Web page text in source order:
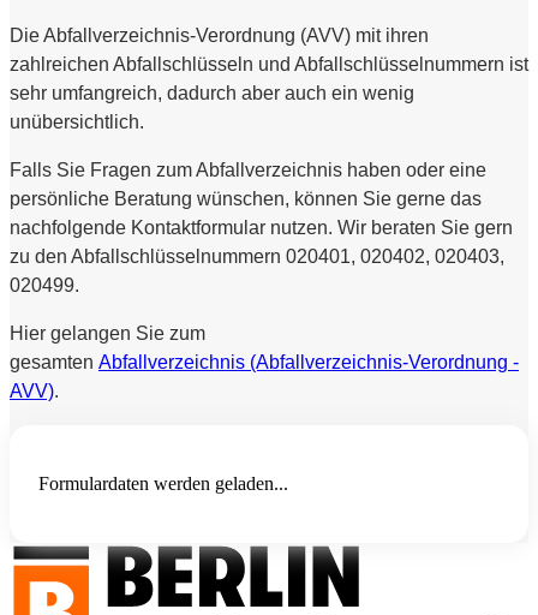
Die Abfallverzeichnis-Verordnung (AVV) mit ihren
zahlreichen Abfallschlüsseln und Abfallschlüsselnummern ist
sehr umfangreich, dadurch aber auch ein wenig
unübersichtlich.
Falls Sie Fragen zum Abfallverzeichnis haben oder eine
persönliche Beratung wünschen, können Sie gerne das
nachfolgende Kontaktformular nutzen. Wir beraten Sie gern
zu den Abfallschlüsselnummern 020401, 020402, 020403,
020499.
Hier gelangen Sie zum
gesamten Abfallverzeichnis (Abfallverzeichnis-Verordnung -
AVV).
Formulardaten werden geladen...